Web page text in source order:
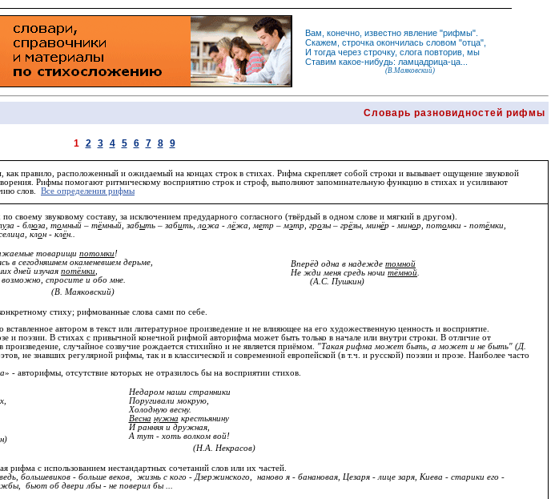
Вам, конечно, известно явление "рифмы".
Скажем, строчка окончилась словом "отца",
И тогда через строчку, слога повторив, мы
Ставим какое-нибудь: ламцадрица-ца...
(В.Маяковский)
Словарь разновидностей рифмы
1 2 3 4 5 6 7 8 9
правило, расположенный и ожидаемый на концах строк в стихах. Рифма скрепляет собой строки и вызывает ощущение звуковой
Рифмы помогают ритмическому восприятию строк и строф, выполняют запоминательную функцию в стихах и усиливают
слов. Все определения рифмы
своему звуковому составу, за исключением предударного согласного (твёрдый в одном слове и мягкий в другом).
уза - блюза, томный – тёмный, забыть – забить, ложа - лёжа, метр – мэтр, грозы – грёзы, минёр - минор, потомки - потёмки,
клон - клён..
товарищи потомки!
в сегодняшнем окаменевшем дерьме,
дней изучая потёмки,
возможно, спросите и обо мне.
(В. Маяковский)
Вперёд одна в надежде томной
Не жди меня средь ночи тёмной.
(А.С. Пушкин)
стиху; рифмованные слова сами по себе.
автором в текст или литературное произведение и не влияющее на его художественную ценность и восприятие.
и поэзии. В стихах с привычной конечной рифмой авторифма может быть только в начале или внутри строки. В отличие от
случайное созвучие рождается стихийно и не является приёмом. "Такая рифма может быть, а может и не быть" (Д.
не знавших регулярной рифмы, так и в классической и современной европейской (в т.ч. и русской) поэзии и прозе. Наиболее часто
» - авторифмы, отсутствие которых не отразилось бы на восприятии стихов.
Недаром наши странники
Поругивали мокрую,
Холодную весну.
Весна нужна крестьянину
И ранняя и дружная,
А тут - хоть волком вой!
(Н.А. Некрасов)
рифма с использованием нестандартных сочетаний слов или их частей.
большевиков - больше веков, жизнь с кого - Дзержинского, наново я - банановая, Цезаря - лице заря, Киева - старики его -
бьют об двери лбы - не поверил бы ...